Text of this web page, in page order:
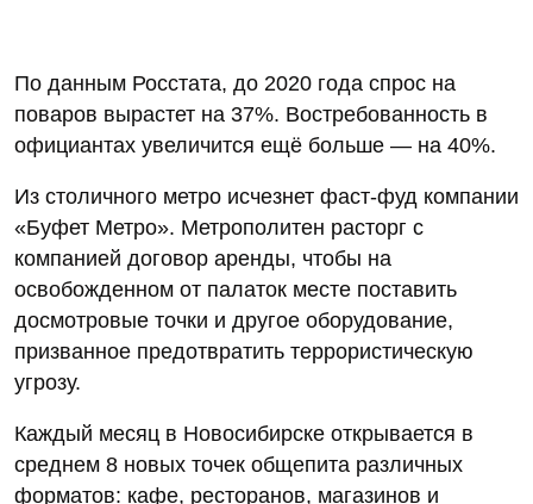
По данным Росстата, до 2020 года спрос на
поваров вырастет на 37%. Востребованность в
официантах увеличится ещё больше — на 40%.
Из столичного метро исчезнет фаст-фуд компании
«Буфет Метро». Метрополитен расторг с
компанией договор аренды, чтобы на
освобожденном от палаток месте поставить
досмотровые точки и другое оборудование,
призванное предотвратить террористическую
угрозу.
Каждый месяц в Новосибирске открывается в
среднем 8 новых точек общепита различных
форматов: кафе, ресторанов, магазинов и